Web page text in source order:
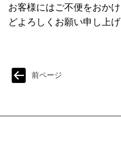
お客様にはご不便をおか
どよろしくお願い申し上げ
前ページ